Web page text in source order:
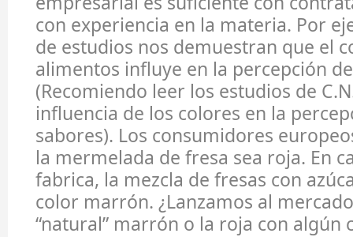
con experiencia en la materia. Por
de estudios nos demuestran que el
alimentos influye en la percepción
(Recomiendo leer los estudios de
influencia de los colores en la
sabores). Los consumidores
la mermelada de fresa sea roja. En
fabrica, la mezcla de fresas con
color marrón. ¿Lanzamos al
“natural” marrón o la roja con algún